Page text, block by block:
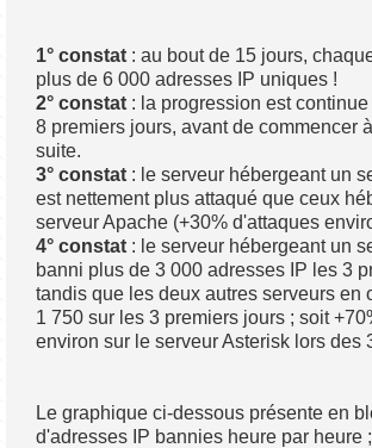
1° constat : au bout de 15 jours,
plus de 6 000 adresses IP uniques !
2° constat : la progression est
8 premiers jours, avant de commencer
suite.
3° constat : le serveur hébergeant un
est nettement plus attaqué que ceux
serveur Apache (+30% d'attaques
4° constat : le serveur hébergeant un
banni plus de 3 000 adresses IP les 3
tandis que les deux autres serveurs en
1 750 sur les 3 premiers jours ; soit
environ sur le serveur Asterisk lors des
Le graphique ci-dessous présente en
d'adresses IP bannies heure par heure